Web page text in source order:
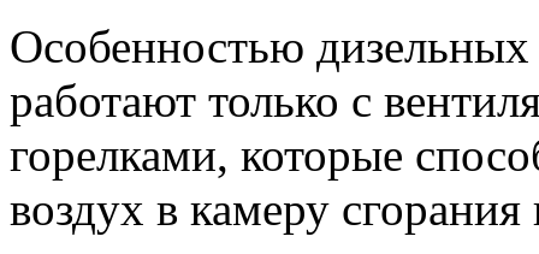
Особенностью дизельных
работают только с
горелками, которые
воздух в камеру сгорания